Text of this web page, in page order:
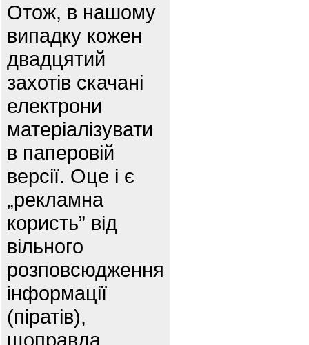
Отож, в нашому
випадку кожен
двадцятий
захотів скачані
електрони
матеріалізувати
в паперовій
версії. Оце і є
„рекламна
користь” від
вільного
розповсюдження
інформації
(піратів),
щоправда,